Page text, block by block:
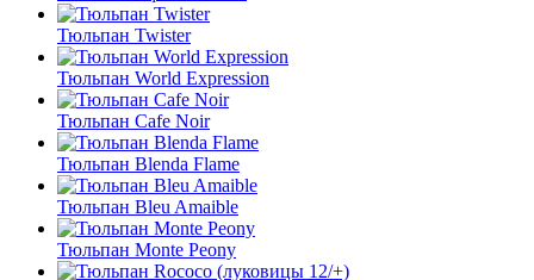
Тюльпан Twister
Тюльпан World Expression
Тюльпан Cafe Noir
Тюльпан Blenda Flame
Тюльпан Bleu Amaible
Тюльпан Monte Peony